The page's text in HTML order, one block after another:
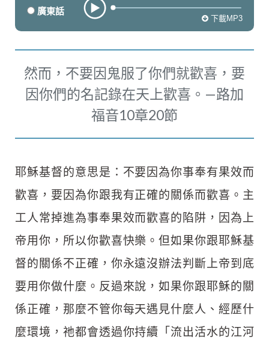
廣東話
下載MP3
然而，不要因鬼服了你們就歡喜，要
因你們的名記錄在天上歡喜。—路加
福音10章20節
耶穌基督的意思是：不要因為你事奉有果效而
歡喜，要因為你跟我有正確的關係而歡喜。主
工人常掉進為事奉果效而歡喜的陷阱，因為上
帝用你，所以你歡喜快樂。但如果你跟耶穌基
督的關係不正確，你永遠沒辦法判斷上帝到底
要用你做什麼。反過來說，如果你跟耶穌的關
係正確，那麼不管你每天遇見什麼人、經歷什
麼環境，祂都會透過你持續「流出活水的江河